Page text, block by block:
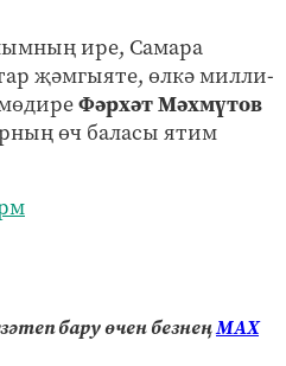
ире, Cамара
җәмгыяте, өлкә милли-
Фәрхәт Мәхмүтов
өч баласы ятим
бару өчен безнеңМАХ